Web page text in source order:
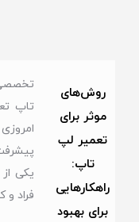
روش‌های
موثر برای
تعمیر لپ
تاپ:
راهکارهایی
برای بهبود
تاپ
یکی از
فراد